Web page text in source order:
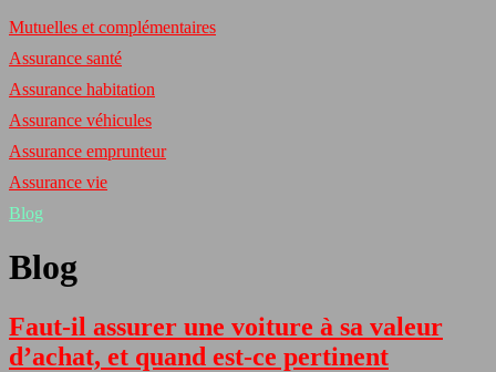
Mutuelles et complémentaires
Assurance santé
Assurance habitation
Assurance véhicules
Assurance emprunteur
Assurance vie
Blog
Blog
Faut-il assurer une voiture à sa valeur
d’achat, et quand est-ce pertinent